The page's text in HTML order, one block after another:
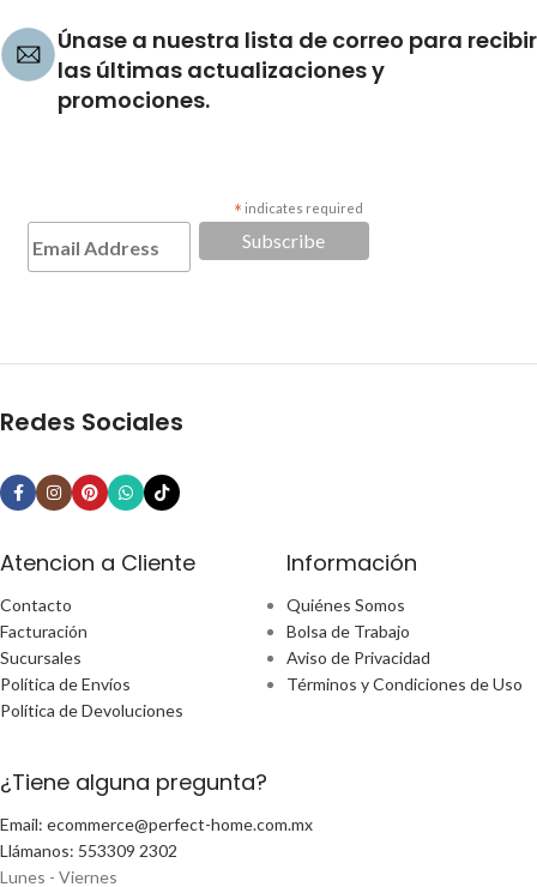
Únase a nuestra lista de correo para recibir
las últimas actualizaciones y
promociones.
* indicates required
Redes Sociales
Atencion a Cliente
Contacto
Facturación
Sucursales
Política de Envíos
Política de Devoluciones
Información
Quiénes Somos
Bolsa de Trabajo
Aviso de Privacidad
Términos y Condiciones de Uso
¿Tiene alguna pregunta?
Email: ecommerce@perfect-home.com.mx
Llámanos: 553309 2302
Lunes - Viernes